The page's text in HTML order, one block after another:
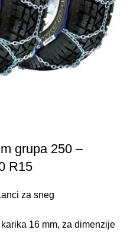
grupa 250 –
R15
za sneg
16 mm, za dimenzije